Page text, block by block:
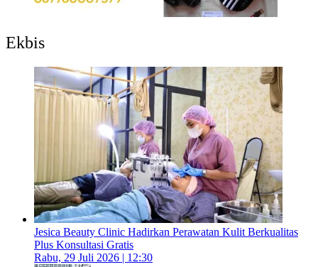
Ekbis
Jesica Beauty Clinic Hadirkan Perawatan Kulit Berkualitas
Plus Konsultasi Gratis
Rabu, 29 Juli 2026 | 12:30